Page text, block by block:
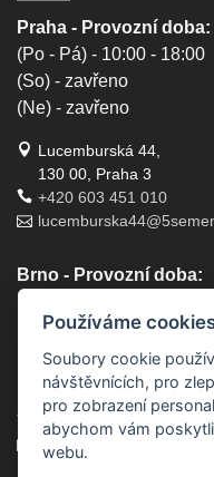
Praha - Provozní doba:
(Po - Pá) - 10:00 - 18:00
(So) - zavřeno
(Ne) - zavřeno
Lucemburská 44,
130 00, Praha 3
+420 603 451 010
Brno - Provozní doba:
(So) - zavřeno
(Ne) - zavřeno
Lidická 719/79, 602 00
+420 777 933 354
brno@5semen.cz
Používáme
Soubory cookie
návštěvnících, pro
pro zobrazení
abychom vám
webu.